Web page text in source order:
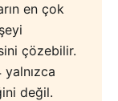
en çok
çözebilir.
değil.